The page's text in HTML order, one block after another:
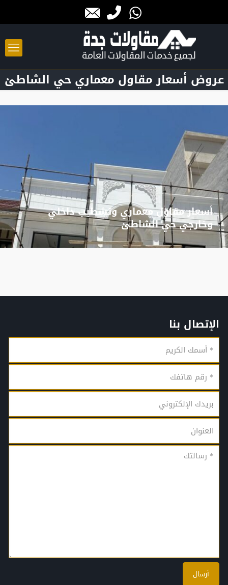
عروض أسعار مقاول معماري حي الشاطئ
أسعار مقاول معماري وتشطيب داخلي
وخارجي حي الشاطئ
الإتصال بنا